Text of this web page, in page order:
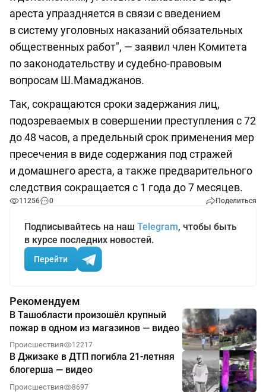
ареста упраздняется в связи с введением
в систему уголовных наказаний обязательных
общественных работ", — заявил член Комитета
по законодательству и судебно-правовым
вопросам Ш.Мамаджанов.
Так, сокращаются сроки задержания лиц,
подозреваемых в совершении преступления с 72
до 48 часов, а предельный срок применения мер
пресечения в виде содержания под стражей
и домашнего ареста, а также предварительного
следствия сокращается с 1 года до 7 месяцев.
11256 0 Поделиться
Подписывайтесь на наш Telegram, чтобы быть
в курсе последних новостей.
Перейти
Рекомендуем
В Ташобласти произошёл крупный
пожар в одном из магазинов — видео
Происшествия 12217
В Джизаке в ДТП погибла 21-летняя
блогерша — видео
Происшествия 8697